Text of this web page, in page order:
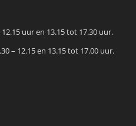
uur en 13.15 tot 17.30 uur.
– 12.15 en 13.15 tot 17.00 uur.